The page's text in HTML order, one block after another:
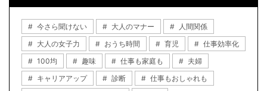
今さら聞けない 大人のマナー
人間関係
大人の女子力
おうち時間 育児
仕事効率化
100均
趣味 仕事も家庭も
夫婦
キャリアアップ
診断 仕事もおしゃれも